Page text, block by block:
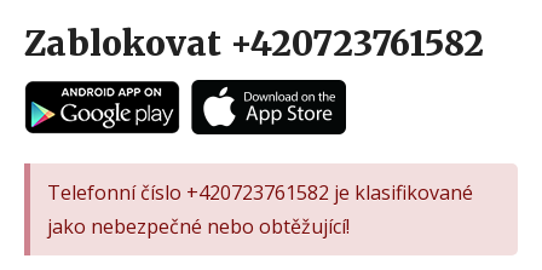
Zablokovat +420723761582
Telefonní číslo +420723761582 je klasifikované
jako nebezpečné nebo obtěžující!